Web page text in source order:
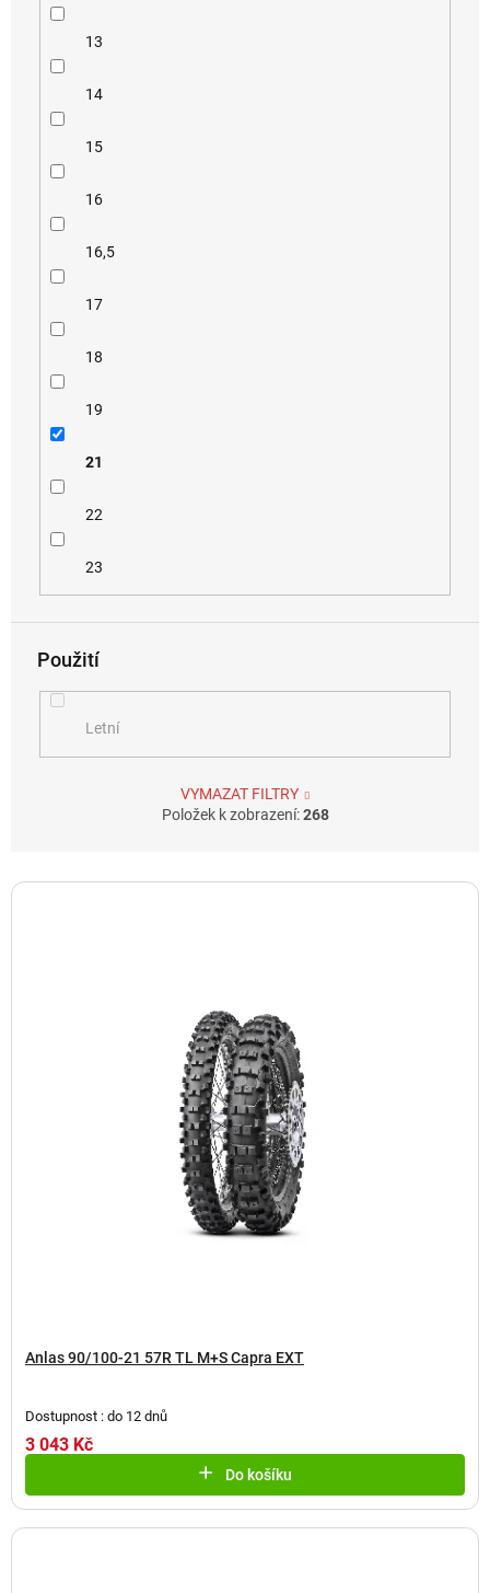
13
14
15
16
16,5
17
18
19
21
22
23
Použití
Letní
VYMAZAT FILTRY
Položek k zobrazení:268
V
Anlas 90/100-21 57R TL M+S Capra EXT
Dostupnost : do 12 dnů
3 043 Kč
Do košíku